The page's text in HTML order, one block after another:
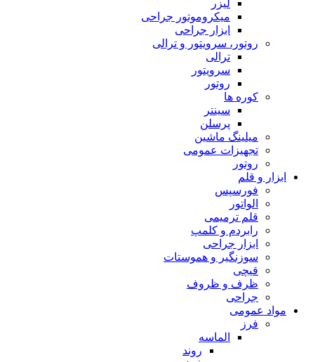
لیزر
میکروموتور جراحی
ابزار جراحی
روتور، سرویتور و ترالی
ترالی
سرویتور
روتور
کوره ها
سینتر
پرسلن
میلینگ ماشین
تجهیزات عمومی
روتور
ابزار و قلم
فورسپس
الواتور
قلم ترمیمی
رابردم و کلمپ
ابزار جراحی
سوزنگیر و هموستات
قیچی
ظرف و ظروف
جراحی
مواد عمومی
فرز
الماسه
روند